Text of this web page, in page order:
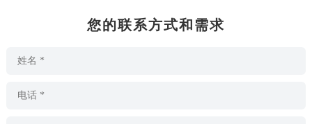
您的联系方式和需求